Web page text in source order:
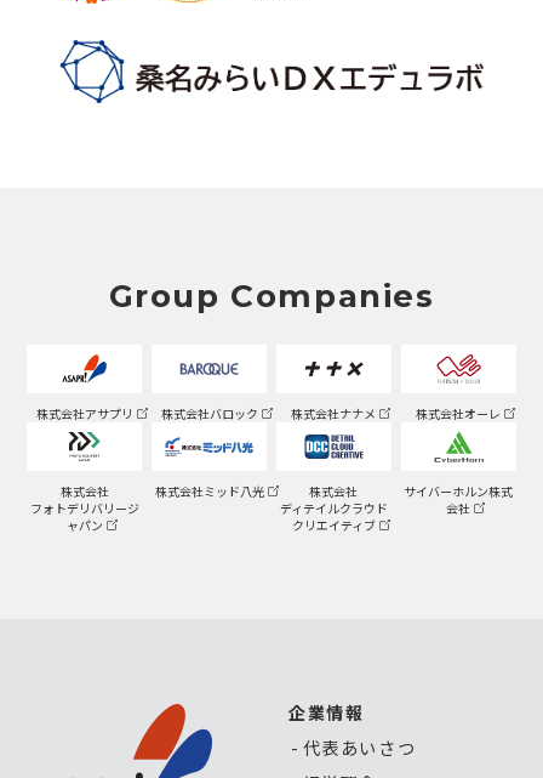
Group Companies
株式会社アサプリ 株式会社バロック 株式会社ナナメ 株式会社オーレ
株式会社
フォトデリバリージ
ャパン
株式会社ミッド八光
株式会社
ディテイルクラウド
クリエイティブ
サイバーホルン株式
会社
企業情報
代表あいさつ